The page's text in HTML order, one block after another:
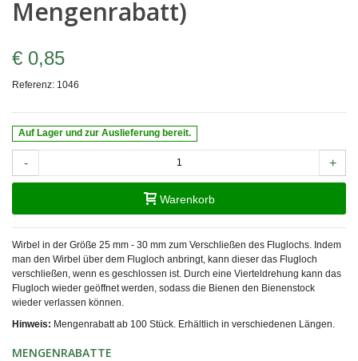
Mengenrabatt)
€ 0,85
Referenz: 1046
Auf Lager und zur Auslieferung bereit.
- +
Warenkorb
Wirbel in der Größe 25 mm - 30 mm zum Verschließen des Fluglochs. Indem
man den Wirbel über dem Flugloch anbringt, kann dieser das Flugloch
verschließen, wenn es geschlossen ist. Durch eine Vierteldrehung kann das
Flugloch wieder geöffnet werden, sodass die Bienen den Bienenstock
wieder verlassen können.
Hinweis: Mengenrabatt ab 100 Stück. Erhältlich in verschiedenen Längen.
MENGENRABATTE